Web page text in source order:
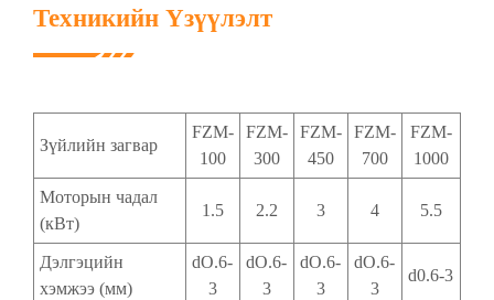
Техникийн Үзүүлэлт
Зүйлийн загвар
FZM-
100
FZM-
300
FZM-
450
FZM-
700
FZM-
1000
Моторын чадал
(кВт)
1.5 2.2 3 4 5.5
Дэлгэцийн
хэмжээ (мм)
dO.6-
3
dO.6-
3
dO.6-
3
dO.6-
3
d0.6-3